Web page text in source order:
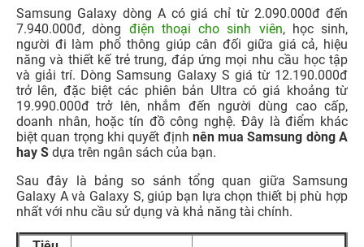
Samsung Galaxy dòng A có giá chỉ từ 2.090.000đ đến
7.940.000đ, dòng điện thoại cho sinh viên, học sinh,
người đi làm phổ thông giúp cân đối giữa giá cả, hiệu
năng và thiết kế trẻ trung, đáp ứng mọi nhu cầu học tập
và giải trí. Dòng Samsung Galaxy S giá từ 12.190.000đ
trở lên, đặc biệt các phiên bản Ultra có giá khoảng từ
19.990.000đ trở lên, nhắm đến người dùng cao cấp,
doanh nhân, hoặc tín đồ công nghệ. Đây là điểm khác
biệt quan trọng khi quyết định nên mua Samsung dòng A
hay S dựa trên ngân sách của bạn.
Sau đây là bảng so sánh tổng quan giữa Samsung
Galaxy A và Galaxy S, giúp bạn lựa chọn thiết bị phù hợp
nhất với nhu cầu sử dụng và khả năng tài chính.